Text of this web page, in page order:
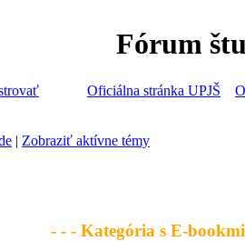
Fórum
Oficiálna stránka UPJŠ
| Zobraziť aktívne témy
- - - Kategória s E-